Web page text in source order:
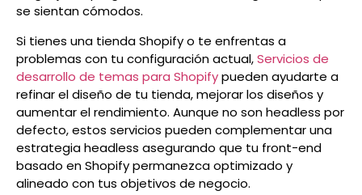
se sientan cómodos.
Si tienes una tienda Shopify o te enfrentas a
problemas con tu configuración actual,Servicios de
desarrollo de temas para Shopifypueden ayudarte a
refinar el diseño de tu tienda, mejorar los diseños y
aumentar el rendimiento. Aunque no son headless por
defecto, estos servicios pueden complementar una
estrategia headless asegurando que tu front-end
basado en Shopify permanezca optimizado y
alineado con tus objetivos de negocio.